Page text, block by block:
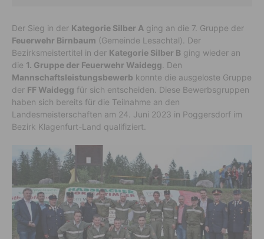
Der Sieg in der Kategorie Silber A ging an die 7. Gruppe der
Feuerwehr Birnbaum (Gemeinde Lesachtal). Der
Bezirksmeistertitel in der Kategorie Silber B ging wieder an
die 1. Gruppe der Feuerwehr Waidegg . Den
Mannschaftsleistungsbewerb konnte die ausgeloste Gruppe
der FF Waidegg für sich entscheiden. Diese Bewerbsgruppen
haben sich bereits für die Teilnahme an den
Landesmeisterschaften am 24. Juni 2023 in Poggersdorf im
Bezirk Klagenfurt-Land qualifiziert.